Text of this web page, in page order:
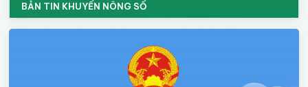
BẢN TIN KHUYẾN NÔNG SỐ